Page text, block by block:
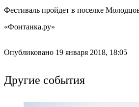
Фестиваль пройдет в поселке
«Фонтанка.ру»
Опубликовано 19 января 2018, 18:05
Другие события